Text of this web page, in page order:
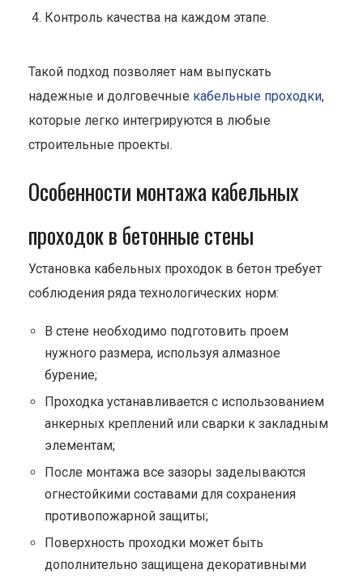
Контроль качества на каждом этапе.
Такой подход позволяет нам выпускать
надежные и долговечные кабельные проходки,
которые легко интегрируются в любые
строительные проекты.
Особенности монтажа кабельных
проходок в бетонные стены
Установка кабельных проходок в бетон требует
соблюдения ряда технологических норм:
В стене необходимо подготовить проем
нужного размера, используя алмазное
бурение;
Проходка устанавливается с использованием
анкерных креплений или сварки к закладным
элементам;
После монтажа все зазоры заделываются
огнестойкими составами для сохранения
противопожарной защиты;
Поверхность проходки может быть
дополнительно защищена декоративными